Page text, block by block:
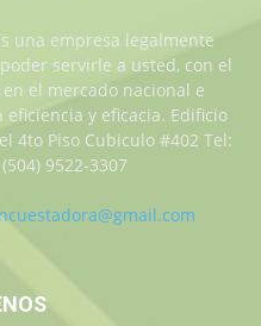
una empresa legalmente
servirle a usted, con el
el mercado nacional e
y eficacia. Edificio
4to Piso Cubiculo #402 Tel:
9522-3307